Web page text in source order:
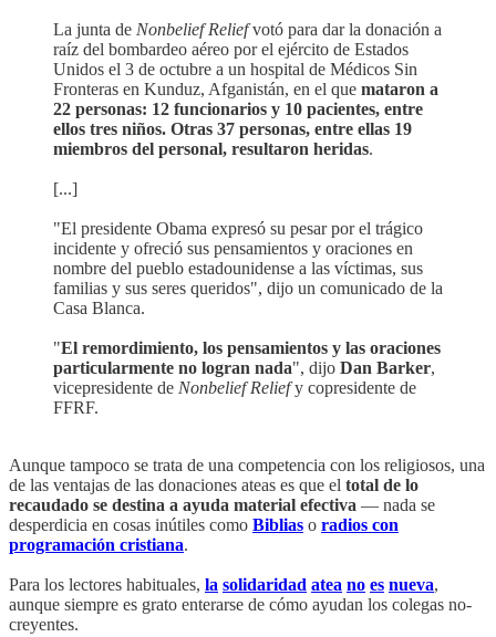
La junta de Nonbelief Reliefvotó para dar la donación a
raíz del bombardeo aéreo por el ejército de Estados
Unidos el 3 de octubre a un hospital de Médicos Sin
Fronteras en Kunduz, Afganistán, en el que mataron a
22 personas: 12 funcionarios y 10 pacientes, entre
ellos tres niños. Otras 37 personas, entre ellas 19
miembros del personal, resultaron heridas.
[...]
"El presidente Obama expresó su pesar por el trágico
incidente y ofreció sus pensamientos y oraciones en
nombre del pueblo estadounidense a las víctimas, sus
familias y sus seres queridos", dijo un comunicado de la
Casa Blanca.
"El remordimiento, los pensamientos y las oraciones
particularmente no logran nada", dijo Dan Barker,
vicepresidente de Nonbelief Reliefy copresidente de
FFRF.
Aunque tampoco se trata de una competencia con los religiosos, una
de las ventajas de las donaciones ateas es que el total de lo
recaudado se destina a ayuda material efectiva — nada se
desperdicia en cosas inútiles como Biblias o radios con
programación cristiana.
Para los lectores habituales, la solidaridad atea no es nueva,
aunque siempre es grato enterarse de cómo ayudan los colegas no-
creyentes.